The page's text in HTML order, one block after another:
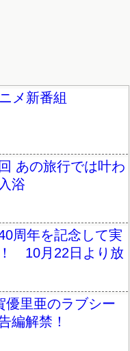
メ新番組
あの旅行では叶わ
浴
周年を記念して実
10月22日より放
優里亜のラブシー
編解禁！